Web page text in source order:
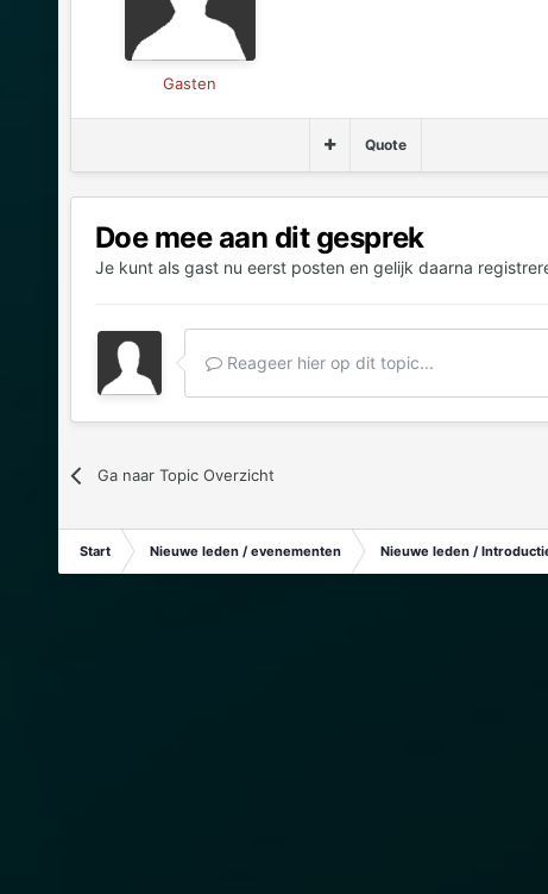
Gasten
Quote
Doe mee aan dit gesprek
Je kunt als gast nu eerst posten en gelijk daarna
Reageer hier op dit topic...
Ga naar Topic Overzicht
Start Nieuwe leden / evenementen Nieuwe leden /